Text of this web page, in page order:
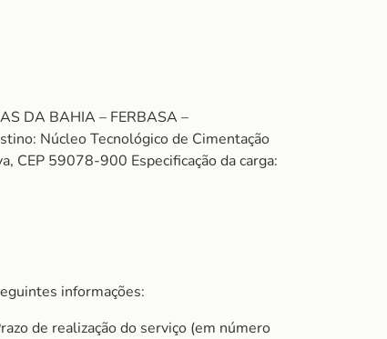
DA BAHIA – FERBASA –
Núcleo Tecnológico de Cimentação
CEP 59078-900 Especificação da carga:
informações:
de realização do serviço (em número